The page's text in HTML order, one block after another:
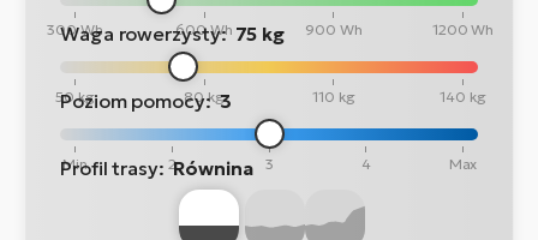
300 Wh 600 Wh 900 Wh 1200 Wh
Waga rowerzysty: 75 kg
50 kg 80 kg 110 kg 140 kg
Poziom pomocy: 3
Min 2 3 4 Max
Profil trasy: Równina